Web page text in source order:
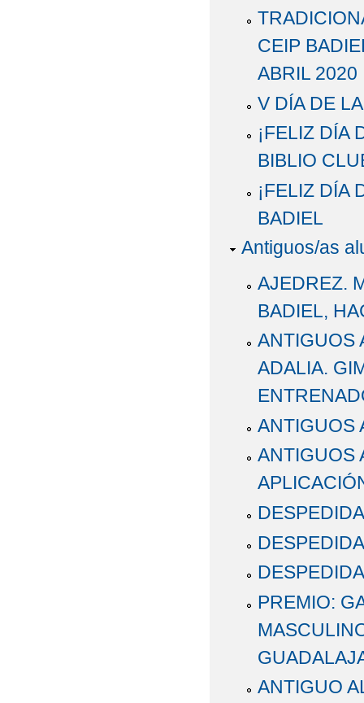
CEIP
ABRIL 2020
V DÍA DE
¡FELIZ DÍA
BIBLIO
¡FELIZ DÍA
BADIEL
Antiguos/as
AJEDREZ.
BADIEL,
ANTIGUOS
ADALIA.
ANTIGUOS
ANTIGUOS
PREMIO:
ANTIGUO